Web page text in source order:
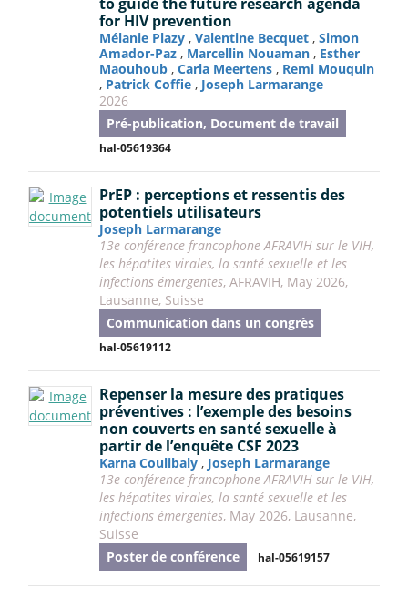
for HIV prevention
Mélanie Plazy , Valentine Becquet , Simon
Amador-Paz , Marcellin Nouaman , Esther
Maouhoub , Carla Meertens , Remi Mouquin
, Patrick Coffie , Joseph Larmarange
2026
Pré-publication, Document de travail
hal-05619364
PrEP : perceptions et ressentis des
potentiels utilisateurs
Joseph Larmarange
13e conférence francophone AFRAVIH sur le VIH,
les hépatites virales, la santé sexuelle et les
infections émergentes, AFRAVIH, May 2026,
Lausanne, Suisse
Communication dans un congrès
hal-05619112
Repenser la mesure des pratiques
préventives : l’exemple des besoins
non couverts en santé sexuelle à
partir de l’enquête CSF 2023
Karna Coulibaly , Joseph Larmarange
13e conférence francophone AFRAVIH sur le VIH,
les hépatites virales, la santé sexuelle et les
infections émergentes, May 2026, Lausanne,
Suisse
Poster de conférence
hal-05619157